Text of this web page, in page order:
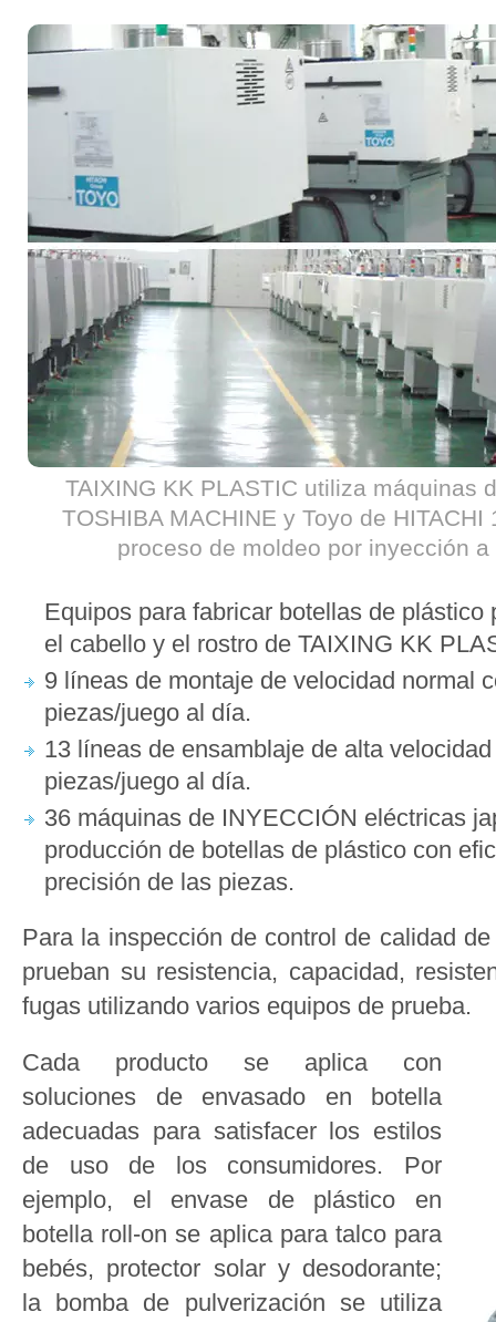
TAIXING KK PLASTIC utiliza máquinas
TOSHIBA MACHINE y Toyo de
proceso de moldeo por inyección
Equipos para fabricar botellas de plástico
el cabello y el rostro de TAIXING KK
9 líneas de montaje de velocidad normal
piezas/juego al día.
13 líneas de ensamblaje de alta
piezas/juego al día.
36 máquinas de INYECCIÓN eléctricas
producción de botellas de plástico con
precisión de las piezas.
Para la inspección de control de calidad
prueban su resistencia, capacidad,
fugas utilizando varios equipos de prueba.
Cada producto se aplica con
soluciones de envasado en botella
adecuadas para satisfacer los estilos
de uso de los consumidores. Por
ejemplo, el envase de plástico en
botella roll-on se aplica para talco para
bebés, protector solar y desodorante;
la bomba de pulverización se utiliza